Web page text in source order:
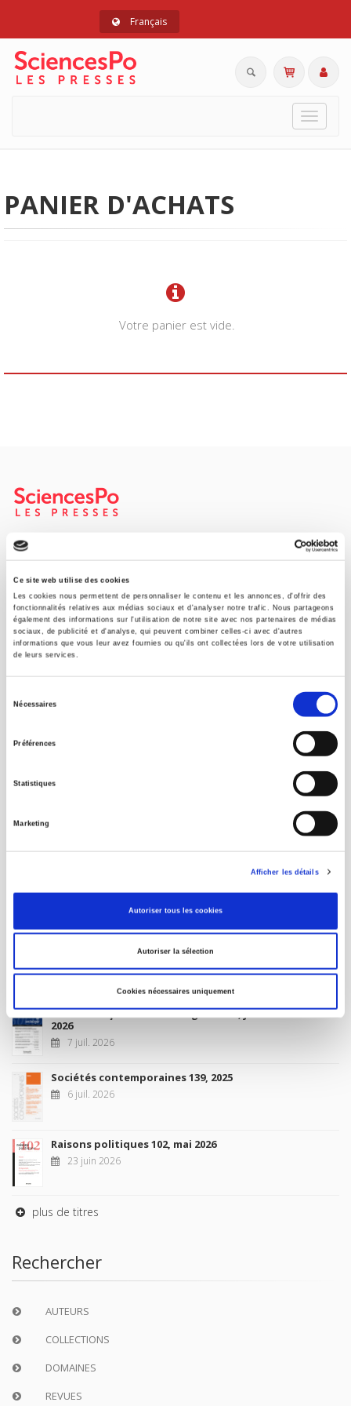
Ce site web utilise des cookies
Les cookies nous permettent de personnaliser le contenu et les annonces, d'offrir des
fonctionnalités relatives aux médias sociaux et d'analyser notre trafic. Nous partageons
également des informations sur l'utilisation de notre site avec nos partenaires de médias
sociaux, de publicité et d'analyse, qui peuvent combiner celles-ci avec d'autres
informations que vous leur avez fournies ou qu'ils ont collectées lors de votre utilisation
de leurs services.
Nécessaires
Préférences
Statistiques
Marketing
Afficher les détails
Autoriser tous les cookies
Autoriser la sélection
Cookies nécessaires uniquement
Français
Toggle
PANIER D'ACHATS
Votre panier est vide.
Maison d'édition dédiée aux sciences humaines et sociales, les
Presses de Sciences Po participent depuis leur création en 1976
à la transmission des savoirs et des idées
CONTACTS
FOREIGN RIGHTS
POUR LES LIBRAIRES
CONDITIONS GÉNÉRALES
À paraître
Revue française de science politique 76-2, avril-juin
10 juil. 2026
Revue française de sociologie 66 3/4, juillet-décembre
2026
7 juil. 2026
Sociétés contemporaines 139, 2025
6 juil. 2026
Raisons politiques 102, mai 2026
23 juin 2026
plus de titres
Rechercher
AUTEURS
COLLECTIONS
DOMAINES
REVUES